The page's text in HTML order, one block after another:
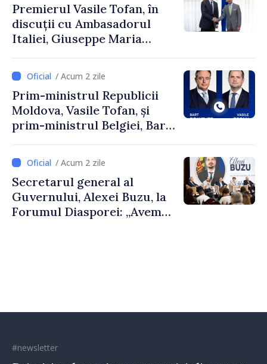
Premierul Vasile Tofan, în
discuții cu Ambasadorul
Italiei, Giuseppe Maria
/ Acum 2 zile
Prim-ministrul Republicii
Moldova, Vasile Tofan, și
prim-ministrul Belgiei, Bart
despre parcursul european
al Republicii Moldova.
/ Acum 2 zile
Secretarul general al
Guvernului, Alexei Buzu, la
Forumul Diasporei: „Avem
#newsletter